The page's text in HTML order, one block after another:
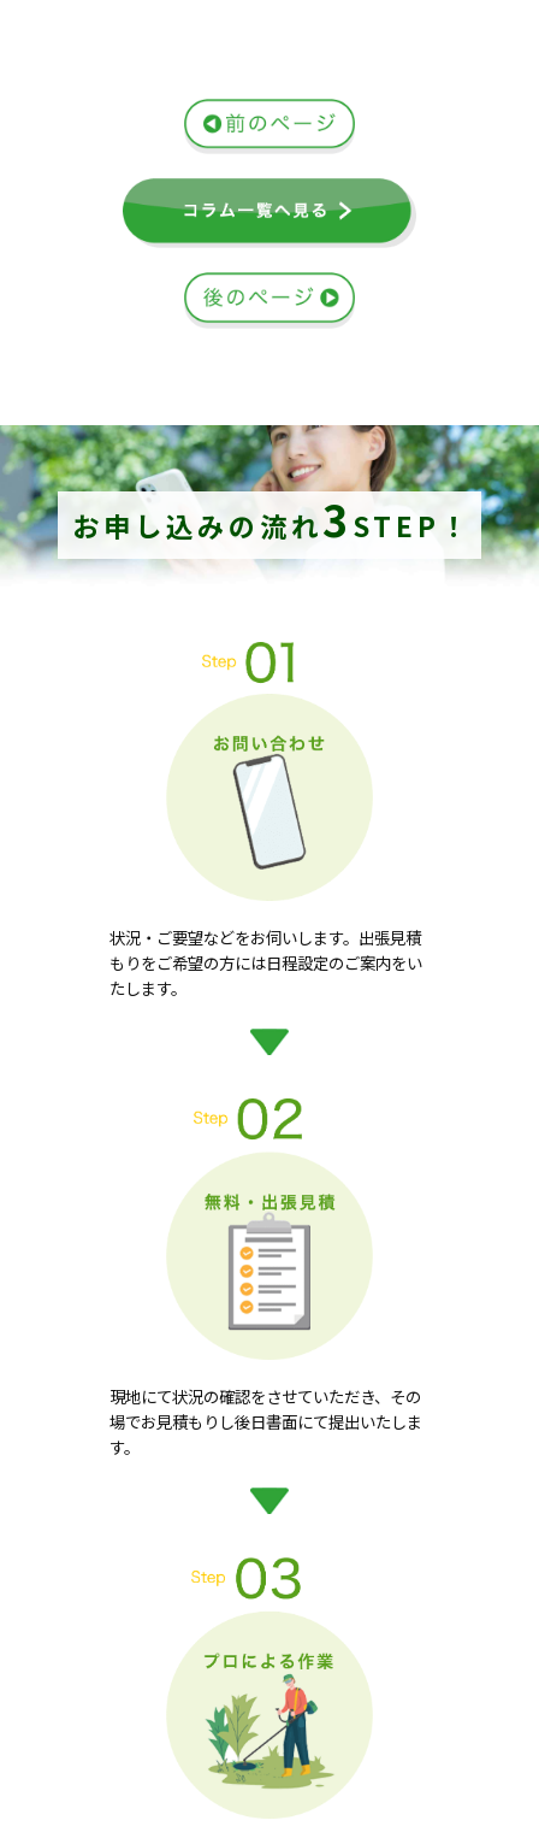
お申し込みの流れ3 STEP！
状況・ご要望などをお伺いします。出張見積
もりをご希望の方には日程設定のご案内をい
たします。
現地にて状況の確認をさせていただき、その
場でお見積もりし後日書面にて提出いたしま
す。